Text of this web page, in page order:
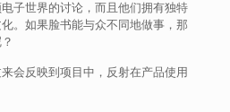
子世界的讨论，而且他们拥有独特
。如果脸书能与众不同地做事，那
会反映到项目中，反射在产品使用